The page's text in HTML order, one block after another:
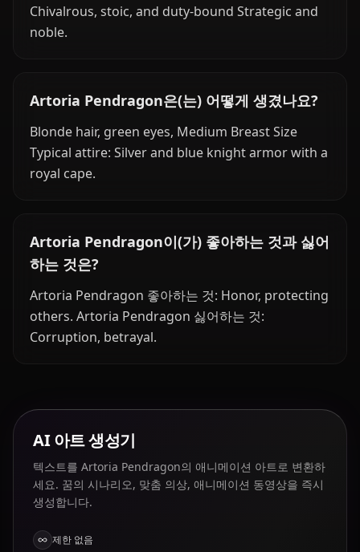
Chivalrous, stoic, and duty-bound Strategic and
noble.
Artoria Pendragon은(는) 어떻게 생겼나요?
Blonde hair, green eyes, Medium Breast Size
Typical attire: Silver and blue knight armor with a
royal cape.
Artoria Pendragon이(가) 좋아하는 것과 싫어
하는 것은?
Artoria Pendragon 좋아하는 것: Honor, protecting
others. Artoria Pendragon 싫어하는 것:
Corruption, betrayal.
AI 아트 생성기
텍스트를 Artoria Pendragon의 애니메이션 아트로 변환하
세요. 꿈의 시나리오, 맞춤 의상, 애니메이션 동영상을 즉시
생성합니다.
제한 없음